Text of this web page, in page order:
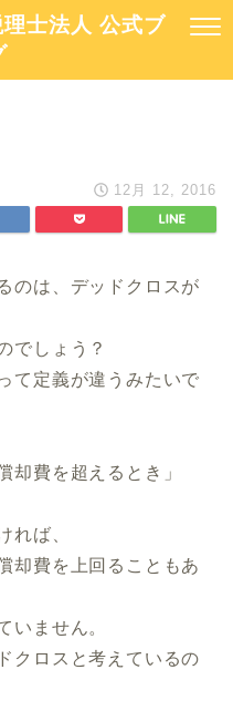
士法人 公式ブ
12月 12, 2016
のは、デッドクロスが
でしょう？
て定義が違うみたいで
却費を超えるとき」
れば、
却費を上回ることもあ
いません。
クロスと考えているの